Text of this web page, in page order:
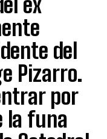
del
Pizarro.
por
la funa